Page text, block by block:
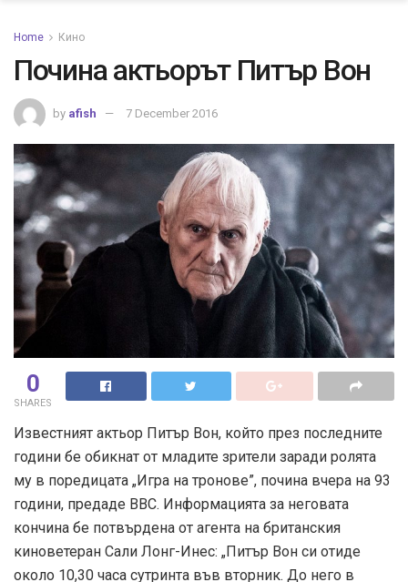
Home Кино
Почина актьорът Питър Вон
by afish 7 December 2016
0
SHARES
Известният актьор Питър Вон, който през последните
години бе обикнат от младите зрители заради ролята
му в поредицата „Игра на тронове”, почина вчера на 93
години, предаде ВВС. Информацията за неговата
кончина бе потвърдена от агента на британския
киноветеран Сали Лонг-Инес: „Питър Вон си отиде
около 10,30 часа сутринта във вторник. До него в